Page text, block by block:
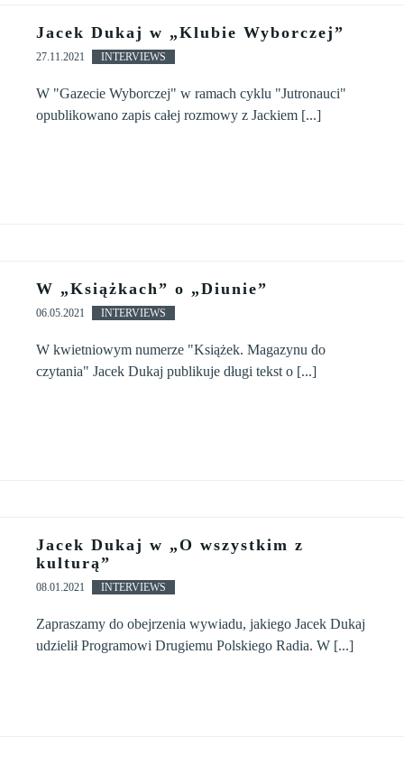
Jacek Dukaj w „Klubie Wyborczej”
27.11.2021 INTERVIEWS
W "Gazecie Wyborczej" w ramach cyklu "Jutronauci"
opublikowano zapis całej rozmowy z Jackiem [...]
W „Książkach” o „Diunie”
06.05.2021 INTERVIEWS
W kwietniowym numerze "Książek. Magazynu do
czytania" Jacek Dukaj publikuje długi tekst o [...]
Jacek Dukaj w „O wszystkim z
kulturą”
08.01.2021 INTERVIEWS
Zapraszamy do obejrzenia wywiadu, jakiego Jacek Dukaj
udzielił Programowi Drugiemu Polskiego Radia. W [...]